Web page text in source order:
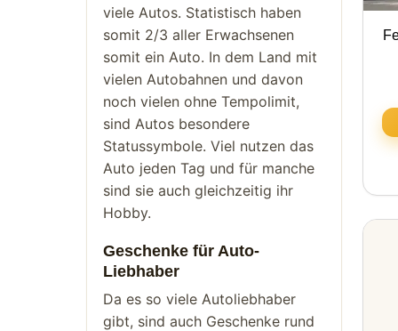
viele Autos. Statistisch haben
somit 2/3 aller Erwachsenen
somit ein Auto. In dem Land mit
vielen Autobahnen und davon
noch vielen ohne Tempolimit,
sind Autos besondere
Statussymbole. Viel nutzen das
Auto jeden Tag und für manche
sind sie auch gleichzeitig ihr
Hobby.
Geschenke für Auto-
Liebhaber
Da es so viele Autoliebhaber
gibt, sind auch Geschenke rund